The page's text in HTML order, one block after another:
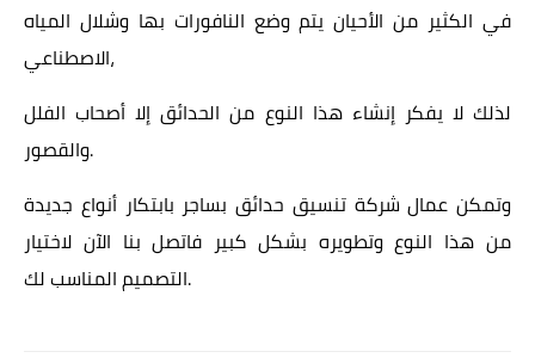
في الكثير من الأحيان يتم وضع النافورات بها وشلال المياه
الاصطناعي،
لذلك لا يفكر إنشاء هذا النوع من الحدائق إلا أصحاب الفلل
والقصور.
وتمكن عمال شركة تنسيق حدائق بساجر بابتكار أنواع جديدة
من هذا النوع وتطويره بشكل كبير فاتصل بنا الآن لاختيار
التصميم المناسب لك.